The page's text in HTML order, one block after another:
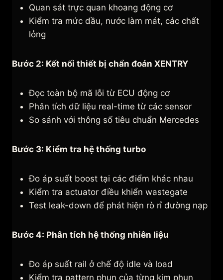
Quan sát trực quan khoang động cơ
Kiểm tra mức dầu, nước làm mát, các chất
lỏng
Bước 2: Kết nối thiết bị chẩn đoán XENTRY
Đọc toàn bộ mã lỗi từ ECU động cơ
Phân tích dữ liệu real-time từ các sensor
So sánh với thông số tiêu chuẩn Mercedes
Bước 3: Kiểm tra hệ thống turbo
Đo áp suất boost tại các điểm khác nhau
Kiểm tra actuator điều khiển wastegate
Test leak-down để phát hiện rò rỉ đường nạp
Bước 4: Phân tích hệ thống nhiên liệu
Đo áp suất rail ở chế độ idle và load
Kiểm tra pattern phun của từng kim phun